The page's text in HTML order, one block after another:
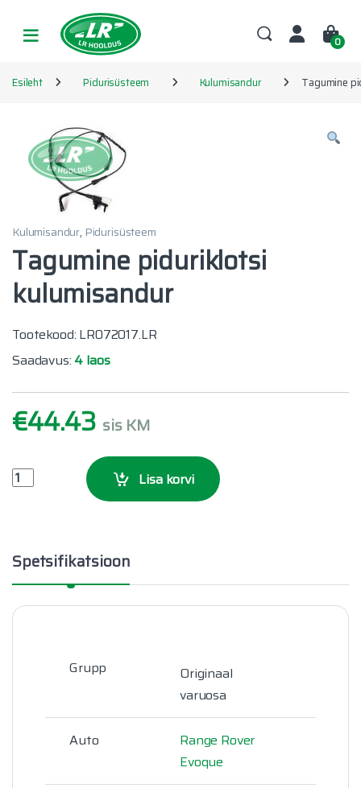
Skip to navigation
Skip to content
0
Esileht Pidurisüsteem Kulumisandur Tagumine
Kulumisandur, Pidurisüsteem
Tagumine piduriklotsi
kulumisandur
Tootekood: LR072017.LR
Saadavus: 4 laos
€44.43 sis KM
Tagumine piduriklotsi kulumisandur quantity
Lisa korvi
Spetsifikatsioon
Grupp
Originaal
varuosa
Auto
Range Rover
Evoque